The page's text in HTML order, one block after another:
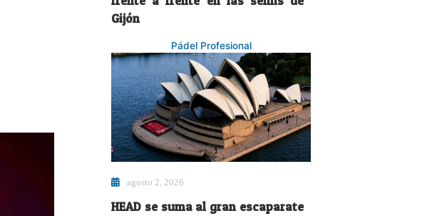
Gijón
Pádel Profesional
agosto 2, 2026
HEAD se suma al gran escaparate